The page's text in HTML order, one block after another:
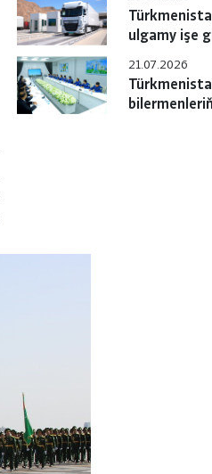
ulgamy işe
21.07.2026